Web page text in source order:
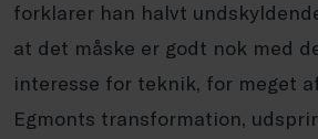
forklarer han halvt
at det måske er godt nok med
interesse for teknik, for meget
Egmonts transformation,